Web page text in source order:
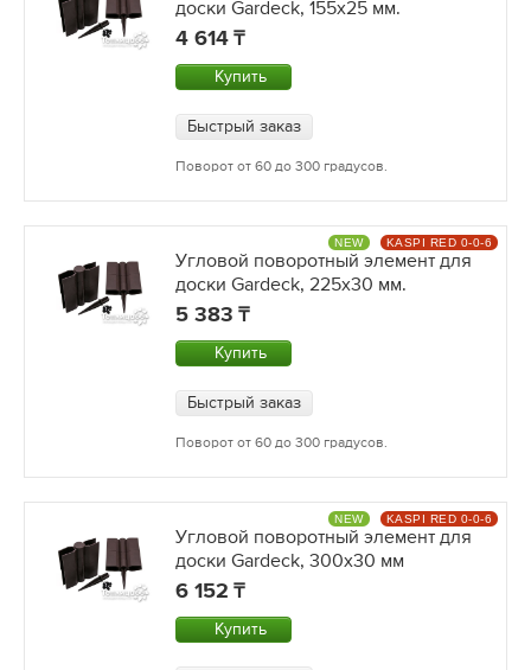
доски Gardeck, 155x25 мм.
4 614
Купить
Быстрый заказ
Поворот от 60 до 300 градусов.
Угловой поворотный элемент для
доски Gardeck, 225x30 мм.
5 383
Купить
Быстрый заказ
Поворот от 60 до 300 градусов.
NEW KASPI RED 0-0-6
Угловой поворотный элемент для
доски Gardeck, 300x30 мм
6 152
Купить
NEW KASPI RED 0-0-6